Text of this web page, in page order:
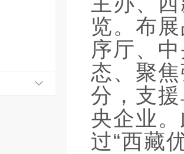
览。布
序厅、
态、聚
分，支
央企业
过“西藏